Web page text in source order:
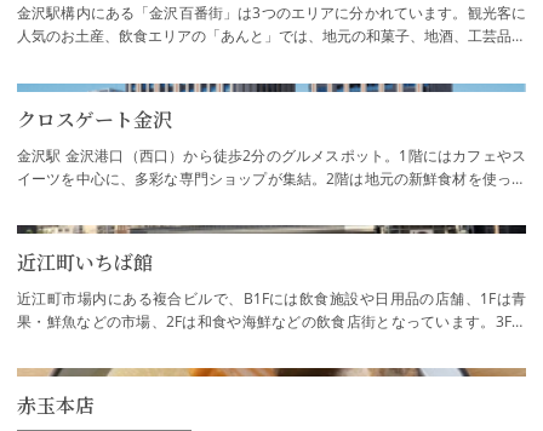
金沢駅構内にある「金沢百番街」は3つのエリアに分かれています。観光客に
人気のお土産、飲食エリアの「あんと」では、地元の和菓子、地酒、工芸品が
クロスゲート金沢
金沢駅 金沢港口（西口）から徒歩2分のグルメスポット。1階にはカフェやス
イーツを中心に、多彩な専門ショップが集結。2階は地元の新鮮食材を使った
近江町いちば館
近江町市場内にある複合ビルで、B1Fには飲食施設や日用品の店舗、1Fは青
果・鮮魚などの市場、2Fは和食や海鮮などの飲食店街となっています。3Fに
赤玉本店